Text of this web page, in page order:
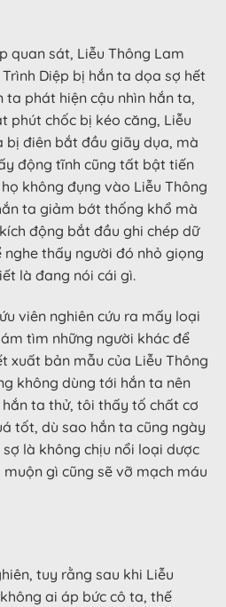
quan sát, Liễu Thông Lam
Diệp bị hắn ta dọa sợ hết
ta phát hiện cậu nhìn hắn ta,
phút chốc bị kéo căng, Liễu
bị điên bắt đầu giãy dụa, mà
động tĩnh cũng tất bật tiến
không đụng vào Liễu Thông
ta giảm bớt thống khổ mà
động bắt đầu ghi chép dữ
nghe thấy người đó nhỏ giọng
là đang nói cái gì.
viên nghiên cứu ra mấy loại
tìm những người khác để
xuất bản mẫu của Liễu Thông
không dùng tới hắn ta nên
ta thử, tôi thấy tố chất cơ
tốt, dù sao hắn ta cũng ngày
là không chịu nổi loại dược
gì cũng sẽ vỡ mạch máu
tuy rằng sau khi Liễu
ai áp bức cô ta, thế